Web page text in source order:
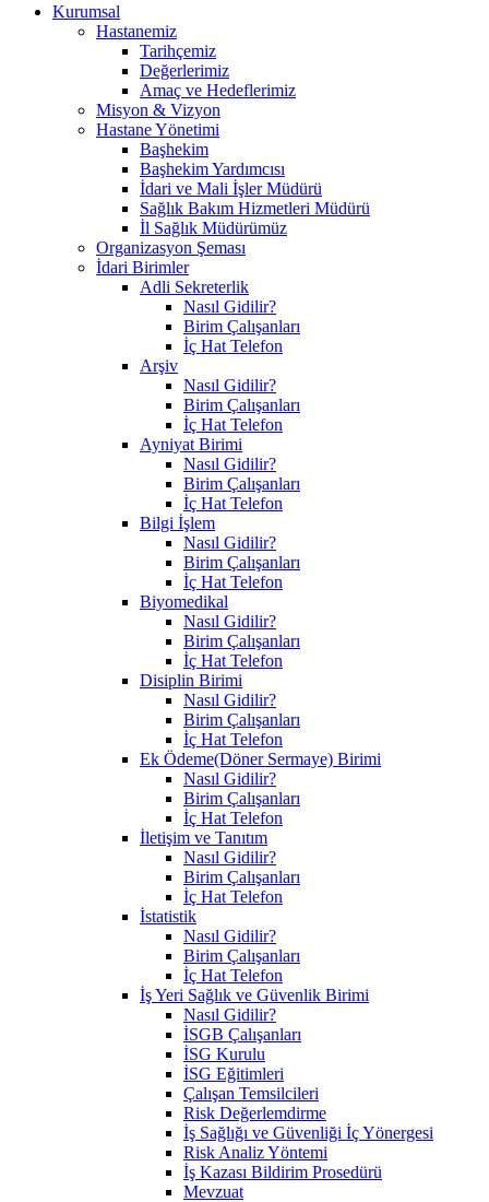
Kurumsal
Hastanemiz
Tarihçemiz
Değerlerimiz
Amaç ve Hedeflerimiz
Misyon & Vizyon
Hastane Yönetimi
Başhekim
Başhekim Yardımcısı
İdari ve Mali İşler Müdürü
Sağlık Bakım Hizmetleri Müdürü
İl Sağlık Müdürümüz
Organizasyon Şeması
İdari Birimler
Adli Sekreterlik
Nasıl Gidilir?
Birim Çalışanları
İç Hat Telefon
Arşiv
Nasıl Gidilir?
Birim Çalışanları
İç Hat Telefon
Ayniyat Birimi
Nasıl Gidilir?
Birim Çalışanları
İç Hat Telefon
Bilgi İşlem
Nasıl Gidilir?
Birim Çalışanları
İç Hat Telefon
Biyomedikal
Nasıl Gidilir?
Birim Çalışanları
İç Hat Telefon
Disiplin Birimi
Nasıl Gidilir?
Birim Çalışanları
İç Hat Telefon
Ek Ödeme(Döner Sermaye) Birimi
Nasıl Gidilir?
Birim Çalışanları
İç Hat Telefon
İletişim ve Tanıtım
Nasıl Gidilir?
Birim Çalışanları
İç Hat Telefon
İstatistik
Nasıl Gidilir?
Birim Çalışanları
İç Hat Telefon
İş Yeri Sağlık ve Güvenlik Birimi
Nasıl Gidilir?
İSGB Çalışanları
İSG Kurulu
İSG Eğitimleri
Çalışan Temsilcileri
Risk Değerlemdirme
İş Sağlığı ve Güvenliği İç Yönergesi
Risk Analiz Yöntemi
İş Kazası Bildirim Prosedürü
Mevzuat